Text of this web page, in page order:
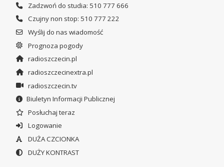
Zadzwoń do studia: 510 777 666
Czujny non stop: 510 777 222
Wyślij do nas wiadomość
Prognoza pogody
radioszczecin.pl
radioszczecinextra.pl
radioszczecin.tv
Biuletyn Informacji Publicznej
Posłuchaj teraz
Logowanie
DUŻA CZCIONKA
DUŻY KONTRAST